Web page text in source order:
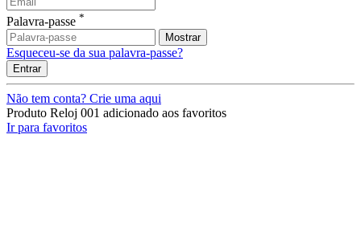
Palavra-passe *
Mostrar
Esqueceu-se da sua palavra-passe?
Entrar
Não tem conta? Crie uma aqui
Produto Reloj 001 adicionado aos favoritos
Ir para favoritos